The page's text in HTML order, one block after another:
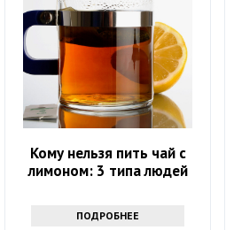
Кому нельзя пить чай с
лимоном: 3 типа людей
ПОДРОБНЕЕ